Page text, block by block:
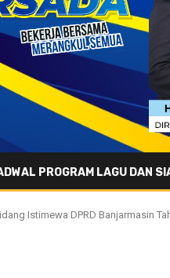
PROGRAM LAGU DAN
Istimewa DPRD Banjarmasin